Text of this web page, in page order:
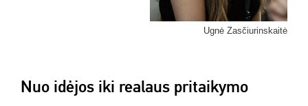
Ugnė Zasčiurinskaitė
Nuo idėjos iki realaus pritaikymo